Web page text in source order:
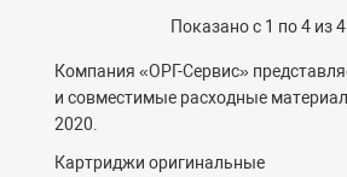
Показано с 1 по 4 из
Компания «ОРГ-Cервис»
и совместимые расходные
2020.
Картриджи оригинальные